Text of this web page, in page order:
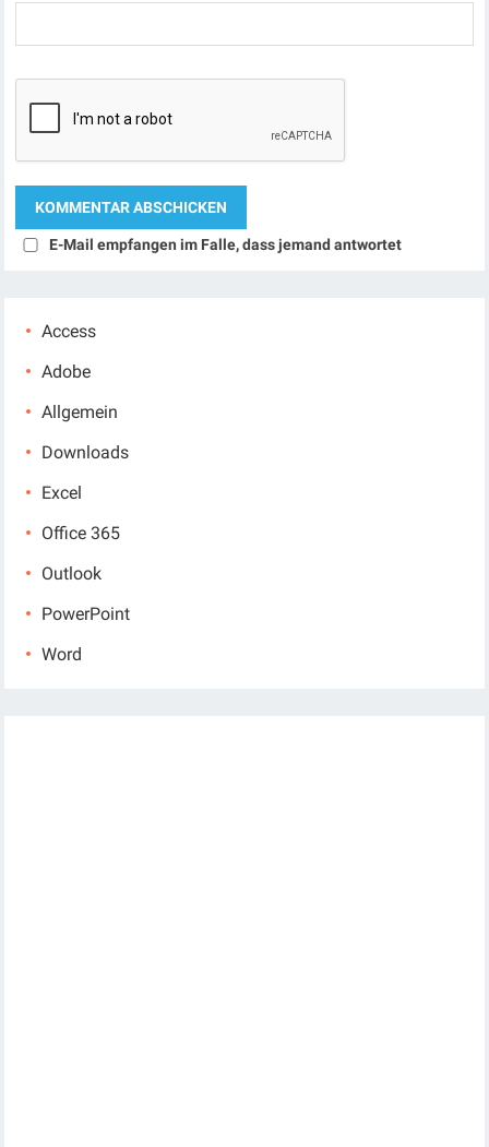
E-Mail empfangen im Falle, dass jemand antwortet
Access
Adobe
Allgemein
Downloads
Excel
Office 365
Outlook
PowerPoint
Word